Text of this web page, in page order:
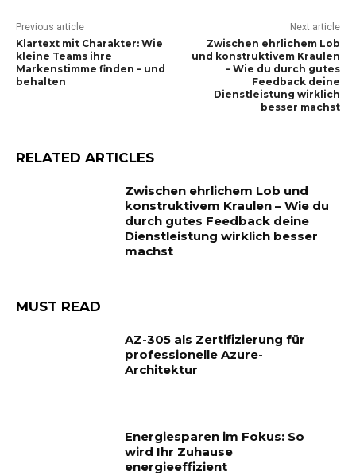
Previous article
Klartext mit Charakter: Wie
kleine Teams ihre
Markenstimme finden – und
behalten
Next article
Zwischen ehrlichem Lob
und konstruktivem Kraulen
– Wie du durch gutes
Feedback deine
Dienstleistung wirklich
besser machst
RELATED ARTICLES
Zwischen ehrlichem Lob und
konstruktivem Kraulen – Wie du
durch gutes Feedback deine
Dienstleistung wirklich besser
machst
MUST READ
AZ-305 als Zertifizierung für
professionelle Azure-
Architektur
Energiesparen im Fokus: So
wird Ihr Zuhause
energieeffizient